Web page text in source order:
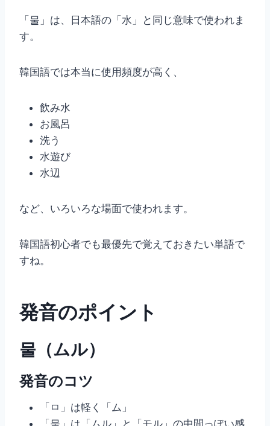
「물」は、日本語の「水」と同じ意味で使われま
す。
韓国語では本当に使用頻度が高く、
飲み水
お風呂
洗う
水遊び
水辺
など、いろいろな場面で使われます。
韓国語初心者でも最優先で覚えておきたい単語で
すね。
発音のポイント
물（ムル）
発音のコツ
「ㅁ」は軽く「ム」
「물」は「ムル」と「モル」の中間っぽい感